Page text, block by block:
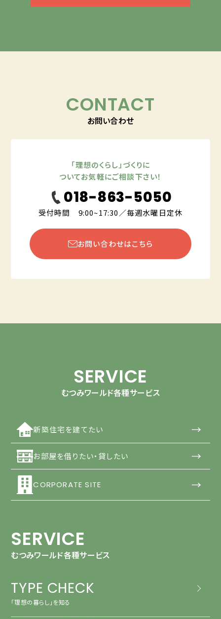
CONTACT
お問い合わせ
「理想のくらし」づくりに
ついてお気軽にご相談下さい！
018-863-5050
受付時間 9:00~17:30／毎週水曜日定休
お問い合わせはこちら
SERVICE
むつみワールド各種サービス
新築住宅を建てたい →
お部屋を借りたい・貸したい →
CORPORATE SITE →
SERVICE
むつみワールド各種サービス
TYPE CHECK
「理想の暮らし」を知る